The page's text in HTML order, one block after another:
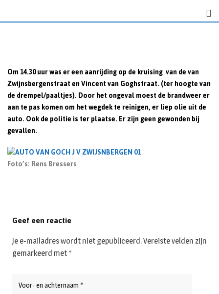
Om 14.30 uur was er een aanrijding op de kruising van de van
Zwijnsbergenstraat en Vincent van Goghstraat. (ter hoogte van
de drempel/paaltjes). Door het ongeval moest de brandweer er
aan te pas komen om het wegdek te reinigen, er liep olie uit de
auto. Ook de politie is ter plaatse. Er zijn geen gewonden bij
gevallen.
Foto’s: Rens Bressers
Geef een reactie
Je e-mailadres wordt niet gepubliceerd.Vereiste velden zijn
gemarkeerd met *